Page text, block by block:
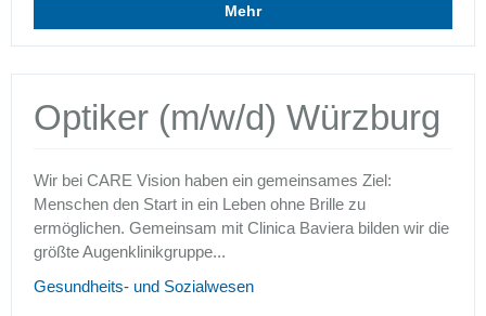
Mehr
Optiker (m/w/d) Würzburg
Wir bei CARE Vision haben ein gemeinsames Ziel:
Menschen den Start in ein Leben ohne Brille zu
ermöglichen. Gemeinsam mit Clinica Baviera bilden wir die
größte Augenklinikgruppe...
Gesundheits- und Sozialwesen